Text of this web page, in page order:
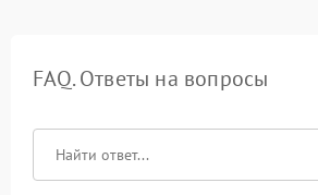
FAQ. Ответы на вопросы